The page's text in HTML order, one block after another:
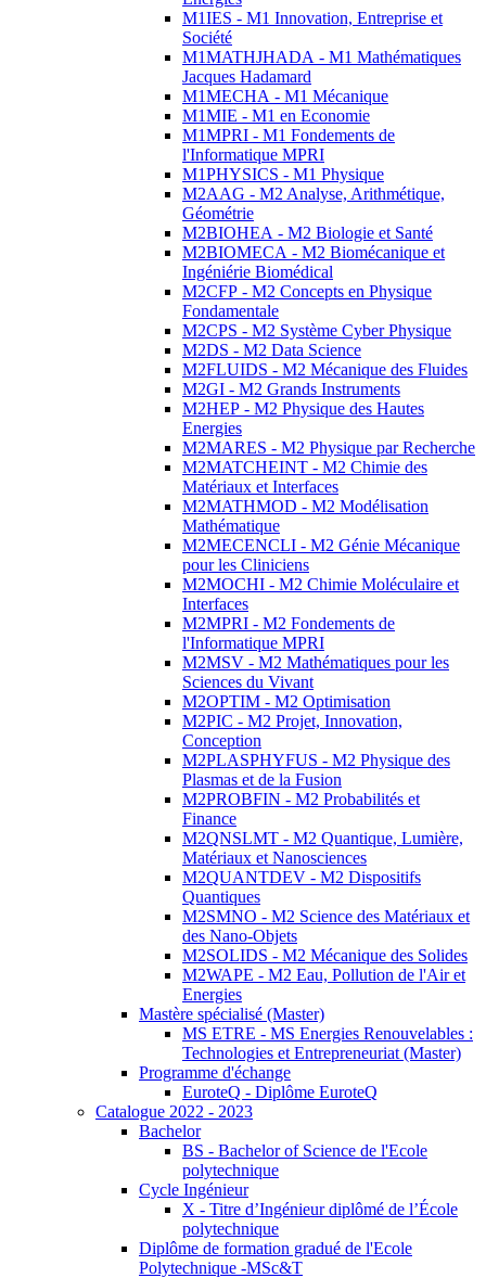
M1IES - M1 Innovation, Entreprise et
Société
M1MATHJHADA - M1 Mathématiques
Jacques Hadamard
M1MECHA - M1 Mécanique
M1MIE - M1 en Economie
M1MPRI - M1 Fondements de
l'Informatique MPRI
M1PHYSICS - M1 Physique
M2AAG - M2 Analyse, Arithmétique,
Géométrie
M2BIOHEA - M2 Biologie et Santé
M2BIOMECA - M2 Biomécanique et
Ingéniérie Biomédical
M2CFP - M2 Concepts en Physique
Fondamentale
M2CPS - M2 Système Cyber Physique
M2DS - M2 Data Science
M2FLUIDS - M2 Mécanique des Fluides
M2GI - M2 Grands Instruments
M2HEP - M2 Physique des Hautes
Energies
M2MARES - M2 Physique par Recherche
M2MATCHEINT - M2 Chimie des
Matériaux et Interfaces
M2MATHMOD - M2 Modélisation
Mathématique
M2MECENCLI - M2 Génie Mécanique
pour les Cliniciens
M2MOCHI - M2 Chimie Moléculaire et
Interfaces
M2MPRI - M2 Fondements de
l'Informatique MPRI
M2MSV - M2 Mathématiques pour les
Sciences du Vivant
M2OPTIM - M2 Optimisation
M2PIC - M2 Projet, Innovation,
Conception
M2PLASPHYFUS - M2 Physique des
Plasmas et de la Fusion
M2PROBFIN - M2 Probabilités et
Finance
M2QNSLMT - M2 Quantique, Lumière,
Matériaux et Nanosciences
M2QUANTDEV - M2 Dispositifs
Quantiques
M2SMNO - M2 Science des Matériaux et
des Nano-Objets
M2SOLIDS - M2 Mécanique des Solides
M2WAPE - M2 Eau, Pollution de l'Air et
Energies
Mastère spécialisé (Master)
MS ETRE - MS Energies Renouvelables :
Technologies et Entrepreneuriat (Master)
Programme d'échange
EuroteQ - Diplôme EuroteQ
Catalogue 2022 - 2023
Bachelor
BS - Bachelor of Science de l'Ecole
polytechnique
Cycle Ingénieur
X - Titre d’Ingénieur diplômé de l’École
polytechnique
Diplôme de formation gradué de l'Ecole
Polytechnique -MSc&T